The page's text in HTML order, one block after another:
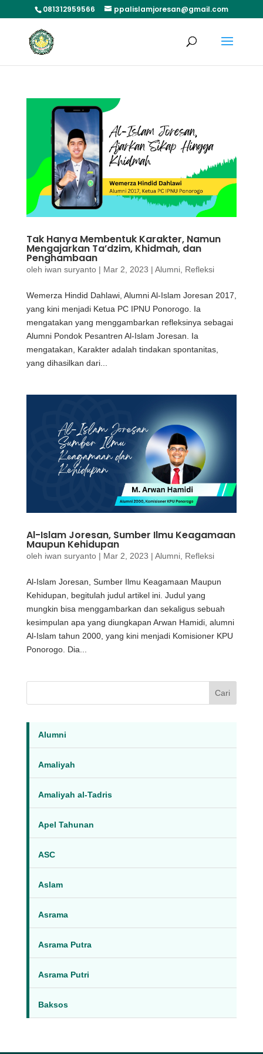
081312959566 ppalislamjoresan@gmail.com
Tak Hanya Membentuk Karakter, Namun
Mengajarkan Ta’dzim, Khidmah, dan
Penghambaan
oleh iwan suryanto| Mar 2, 2023 | Alumni, Refleksi
Wemerza Hindid Dahlawi, Alumni Al-Islam Joresan 2017,
yang kini menjadi Ketua PC IPNU Ponorogo. Ia
mengatakan yang menggambarkan refleksinya sebagai
Alumni Pondok Pesantren Al-Islam Joresan. Ia
mengatakan, Karakter adalah tindakan spontanitas,
yang dihasilkan dari...
Al-Islam Joresan, Sumber Ilmu Keagamaan
Maupun Kehidupan
oleh iwan suryanto| Mar 2, 2023 | Alumni, Refleksi
Al-Islam Joresan, Sumber Ilmu Keagamaan Maupun
Kehidupan, begitulah judul artikel ini. Judul yang
mungkin bisa menggambarkan dan sekaligus sebuah
kesimpulan apa yang diungkapan Arwan Hamidi, alumni
Al-Islam tahun 2000, yang kini menjadi Komisioner KPU
Ponorogo. Dia...
Cari
Alumni
Amaliyah
Amaliyah al-Tadris
Apel Tahunan
ASC
Aslam
Asrama
Asrama Putra
Asrama Putri
Baksos